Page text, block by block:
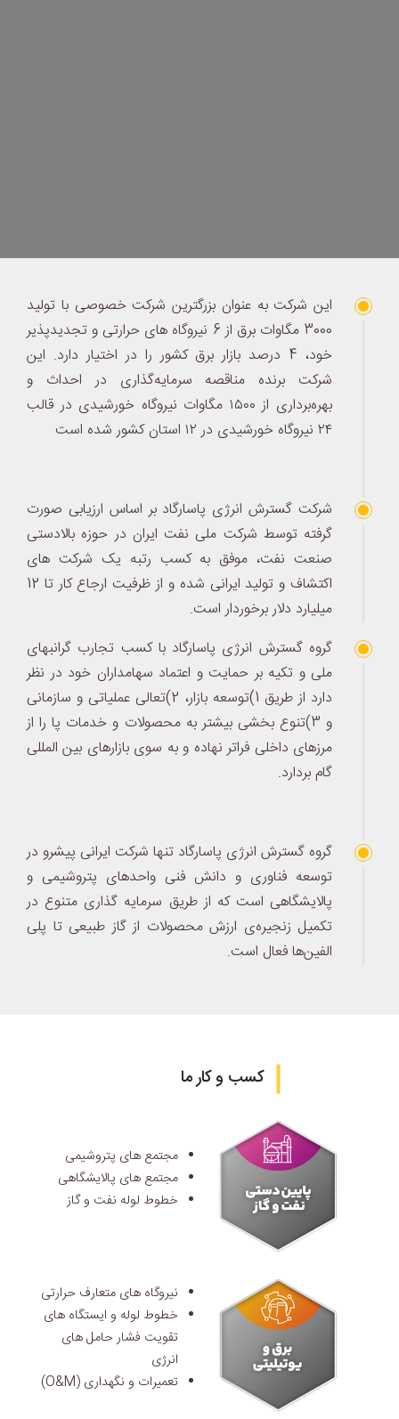
این شرکت به عنوان بزرگترین شرکت خصوصی با تولید
3000 مگاوات برق از 6 نیروگاه های حرارتی و تجدیدپذیر
خود، 4 درصد بازار برق کشور را در اختیار دارد. این
شرکت برنده مناقصه سرمایه‌گذاری در احداث و
بهره‌برداری از ۱۵۰۰ مگاوات نیروگاه خورشیدی در قالب
۲۴ نیروگاه خورشیدی در ۱۲ استان کشور شده است
شرکت گسترش انرژی پاسارگاد بر اساس ارزیابی صورت
گرفته توسط شرکت ملی نفت ایران در حوزه بالادستی
صنعت نفت، موفق به کسب رتبه یک شرکت های
اکتشاف و تولید ایرانی شده و از ظرفیت ارجاع کار تا 12
میلیارد دلار برخوردار است.
گروه گسترش انرژی پاسارگاد با کسب تجارب گرانبهای
ملی و تکیه بر حمایت و اعتماد سهامداران خود در نظر
دارد از طریق 1)توسعه بازار، 2)تعالی عملیاتی و سازمانی
و 3)تنوع بخشی بیشتر به محصولات و خدمات پا را از
مرزهای داخلی فراتر نهاده و به سوی بازارهای بین المللی
گام بردارد.
گروه گسترش انرژی پاسارگاد تنها شرکت ایرانی پیشرو در
توسعه فناوری و دانش فنی واحدهای پتروشیمی و
پالایشگاهی است که از طریق سرمایه گذاری متنوع در
تکمیل زنجیره‌ی ارزش محصولات از گاز طبیعی تا پلی
الفین‌ها فعال است.
کسب و کار ما
مجتمع های پتروشیمی
مجتمع های پالایشگاهی
خطوط لوله نفت و گاز
نیروگاه های متعارف حرارتی
خطوط لوله و ایستگاه های
تقویت فشار حامل های
انرژی
تعمیرات و نگهداری (O&M)